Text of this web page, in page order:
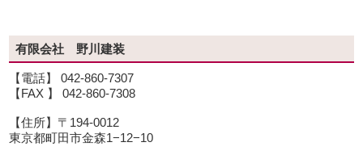
有限会社 野川建装
【電話】 042-860-7307
【FAX 】 042-860-7308
【住所】〒194-0012
東京都町田市金森1−12−10